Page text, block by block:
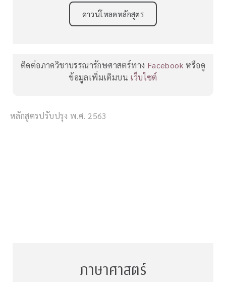
ดาวน์โหลดหลักสูตร
ติดต่อภาควิชาบรรณารักษศาสตร์ทาง Facebookหรือดู
ข้อมูลเพิ่มเติมบน เว็บไซต์
หลักสูตรปรับปรุง พ.ศ. 2563
ภาษาศาสตร์